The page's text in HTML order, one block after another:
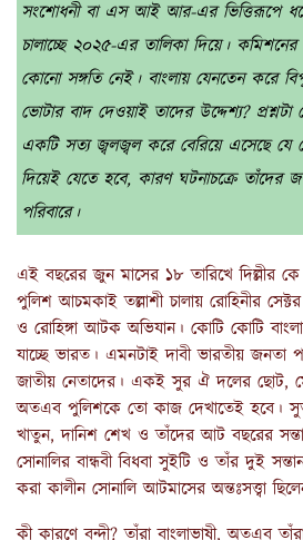
সংশোধনী বা এস আই আর-এর ভিত্তিরূপে
চালাচ্ছে ২০২৫-এর তালিকা দিয়ে।
কোনো সঙ্গতি নেই। বাংলায় যেনতেন করে
ভোটার বাদ দেওয়াই তাদের উদ্দেশ্য?
একটি সত্য জ্বলজ্বল করে বেরিয়ে এসেছে যে
দিয়েই যেতে হবে, কারণ ঘটনাচক্রে তাঁদের
পরিবারে।
এই বছরের জুন মাসের ১৮ তারিখে দিল্লীর
পুলিশ আচমকাই তল্লাশী চালায় রোহিনীর
ও রোহিঙ্গা আটক অভিযান। কোটি কোটি
যাচ্ছে ভারত। এমনটাই দাবী ভারতীয় জনতা
জাতীয় নেতাদের। একই সুর ঐ দলের ছোট,
অতএব পুলিশকে তো কাজ দেখাতেই হবে।
খাতুন, দানিশ শেখ ও তাঁদের আট বছরের সন্তান
সোনালির বান্ধবী বিধবা সুইটি ও তাঁর দুই
করা কালীন সোনালি আটমাসের অন্তঃসত্ত্বা